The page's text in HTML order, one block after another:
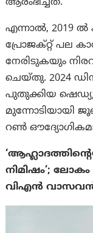
എന്നാല്‍, 2019 ൽ
പ്രോജക്റ്റ് പല
നേരിടുകയും
ചെയ്തു. 2024
പുതുക്കിയ
മുന്നോടിയായി
റൺ
നിമിഷം’;
വിഎൻ